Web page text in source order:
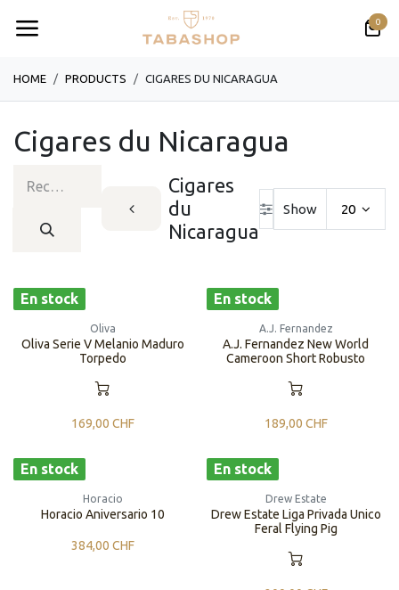
0
HOME PRODUCTS CIGARES DU NICARAGUA
Cigares du Nicaragua
Cigares
du
Nicaragua
Show 20
En stock
Oliva
Oliva Serie V Melanio Maduro
Torpedo
169,00 CHF
En stock
A.J. Fernandez
A.J. Fernandez New World
Cameroon Short Robusto
189,00 CHF
En stock
Horacio
Horacio Aniversario 10
384,00 CHF
En stock
Drew Estate
Drew Estate Liga Privada Unico
Feral Flying Pig